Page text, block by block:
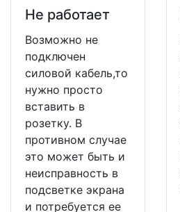
Не работает
Возможно не
подключен
силовой кабель,то
нужно просто
вставить в
розетку. В
противном случае
это может быть и
неисправность в
подсветке экрана
и потребуется ее